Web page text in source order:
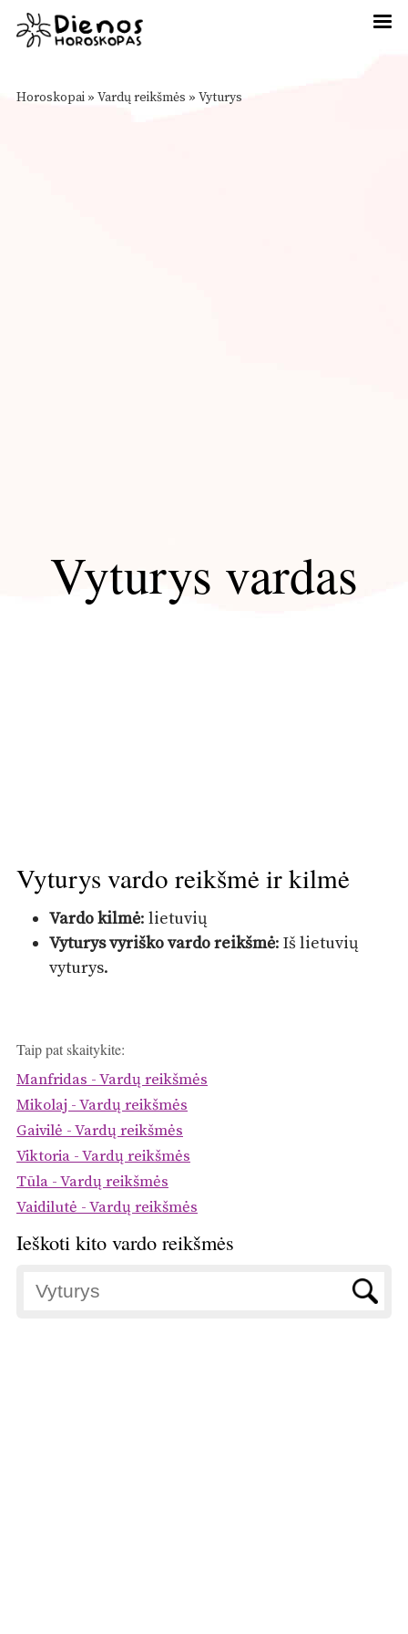
Horoskopai » Vardų reikšmės » Vyturys
Vyturys vardas
Vyturys vardo reikšmė ir kilmė
Vardo kilmė: lietuvių
Vyturys vyriško vardo reikšmė: Iš lietuvių
vyturys.
Taip pat skaitykite:
Manfridas - Vardų reikšmės
Mikolaj - Vardų reikšmės
Gaivilė - Vardų reikšmės
Viktoria - Vardų reikšmės
Tūla - Vardų reikšmės
Vaidilutė - Vardų reikšmės
Ieškoti kito vardo reikšmės